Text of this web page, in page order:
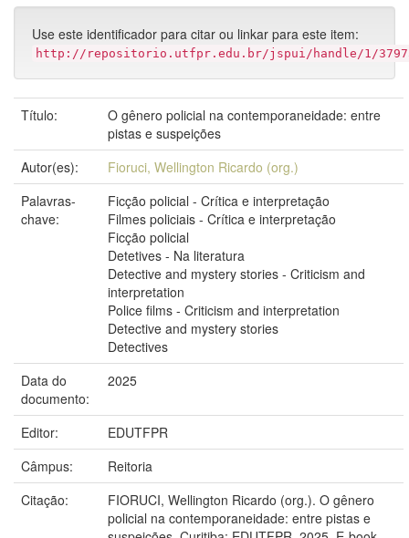
Use este identificador para citar ou linkar para este item:
http://repositorio.utfpr.edu.br/jspui/handle/1/
Título:
O gênero policial na contemporaneidade: entre
pistas e suspeições
Autor(es):
Fioruci, Wellington Ricardo (org.)
Palavras-
chave:
Ficção policial - Crítica e interpretação
Filmes policiais - Crítica e interpretação
Ficção policial
Detetives - Na literatura
Detective and mystery stories - Criticism and
interpretation
Police films - Criticism and interpretation
Detective and mystery stories
Detectives
Data do
documento:
2025
Editor:
EDUTFPR
Câmpus:
Reitoria
Citação:
FIORUCI, Wellington Ricardo (org.). O gênero
policial na contemporaneidade: entre pistas e